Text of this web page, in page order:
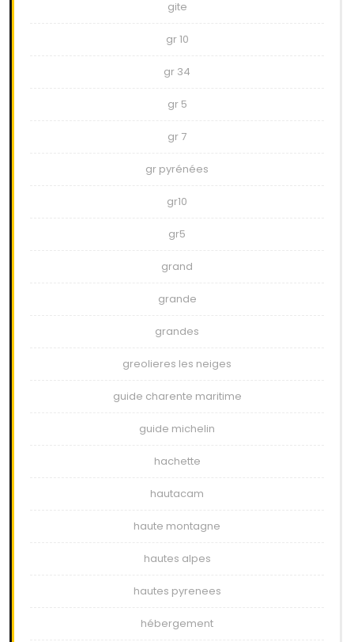
gite
gr 10
gr 34
gr 5
gr 7
gr pyrénées
gr10
gr5
grand
grande
grandes
greolieres les neiges
guide charente maritime
guide michelin
hachette
hautacam
haute montagne
hautes alpes
hautes pyrenees
hébergement